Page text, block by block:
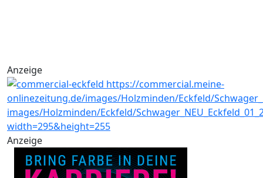
Anzeige
Anzeige